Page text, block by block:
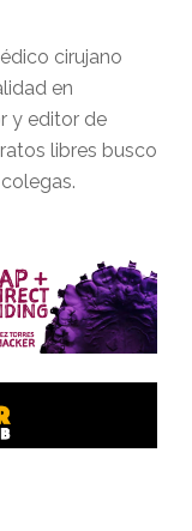
cirujano
en
y editor de
libres busco